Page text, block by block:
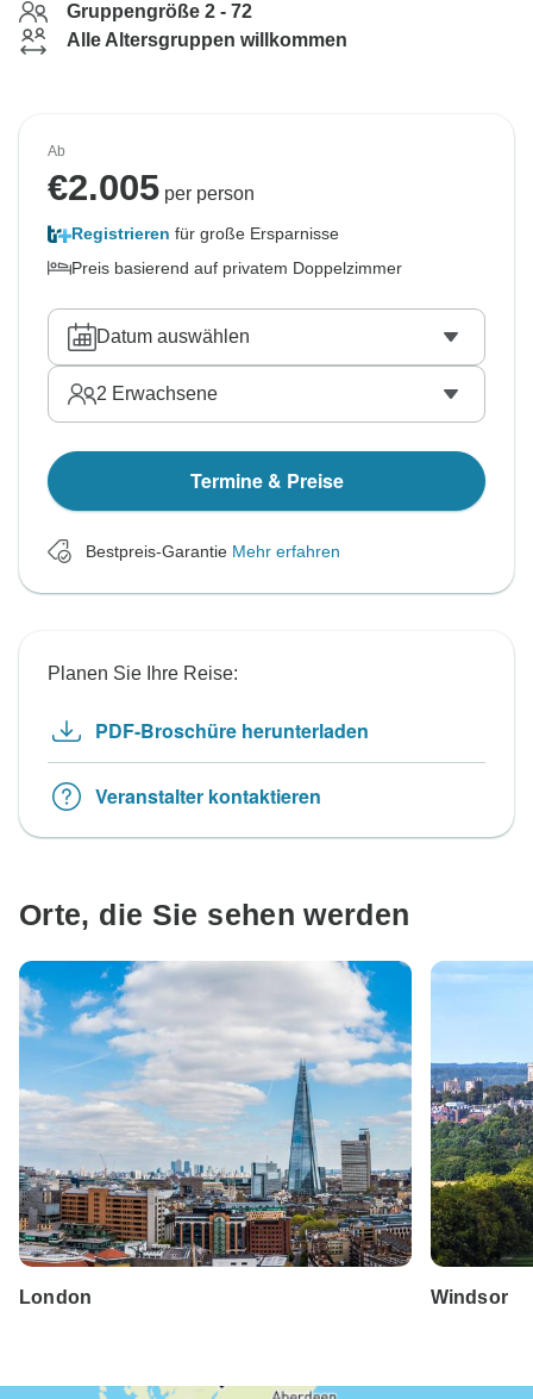
Gruppengröße 2 - 72
Alle Altersgruppen willkommen
Ab
€2.005 per person
Registrieren für große Ersparnisse
Preis basierend auf privatem Doppelzimmer
Datum auswählen
2 Erwachsene
Termine & Preise
Bestpreis-Garantie Mehr erfahren
Planen Sie Ihre Reise:
PDF-Broschüre herunterladen
Veranstalter kontaktieren
Orte, die Sie sehen werden
London Windsor